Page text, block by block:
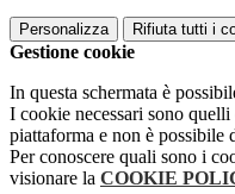
Personalizza Rifiuta tutti i
Gestione cookie
In questa schermata è
I cookie necessari sono
piattaforma e non è possibile
Per conoscere quali sono i
visionare la COOKIE